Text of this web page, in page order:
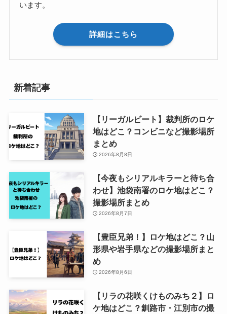
います。
詳細はこちら
新着記事
【リーガルビート】裁判所のロケ
地はどこ？コンビニなど撮影場所
まとめ
2026年8月8日
【今夜もシリアルキラーと待ち合
わせ】池袋南署のロケ地はどこ？
撮影場所まとめ
2026年8月7日
【豊臣兄弟！】ロケ地はどこ？山
形県や岩手県などの撮影場所まと
め
2026年8月6日
【リラの花咲くけものみち２】ロ
ケ地はどこ？釧路市・江別市の撮